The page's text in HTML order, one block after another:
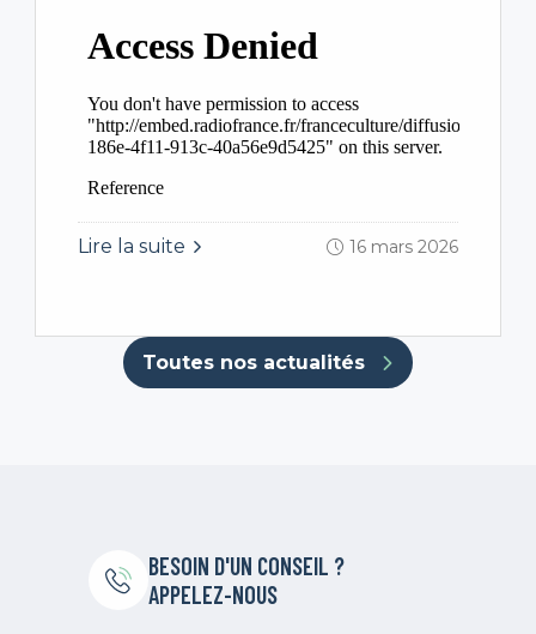
Lire la suite 16 mars 2026
Toutes nos actualités
BESOIN D'UN CONSEIL ?
APPELEZ-NOUS